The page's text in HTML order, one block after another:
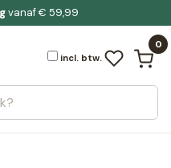
leefstijl
besteld
vanaf € 59,99
incl. btw.
0